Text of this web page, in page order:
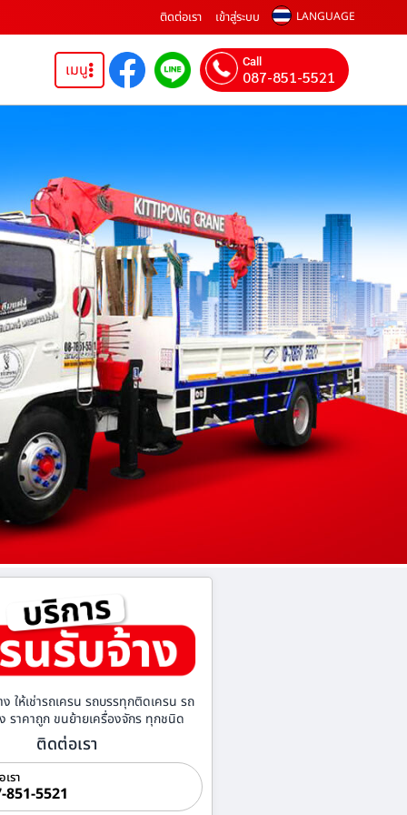
ติดต่อเรา เข้าสู่ระบบ LANGUAGE
เมนู Call
087-851-5521
ง ให้เช่ารถเครน รถบรรทุกติดเครน รถ
ราคาถูก ขนย้ายเครื่องจักร ทุกชนิด
ติดต่อเรา
รา
851-5521